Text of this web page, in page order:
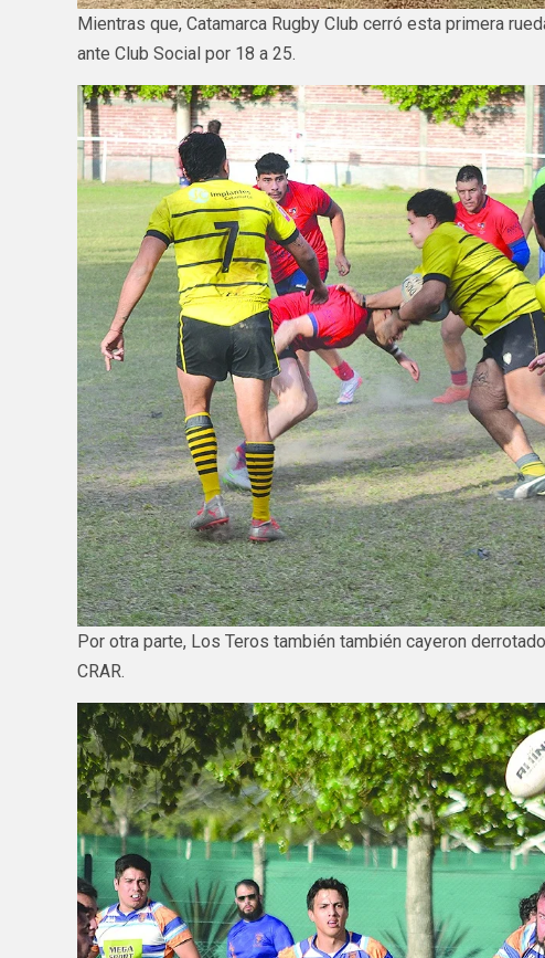
Mientras que, Catamarca Rugby Club cerró esta primera
ante Club Social por 18 a 25.
Por otra parte, Los Teros también también cayeron
CRAR.